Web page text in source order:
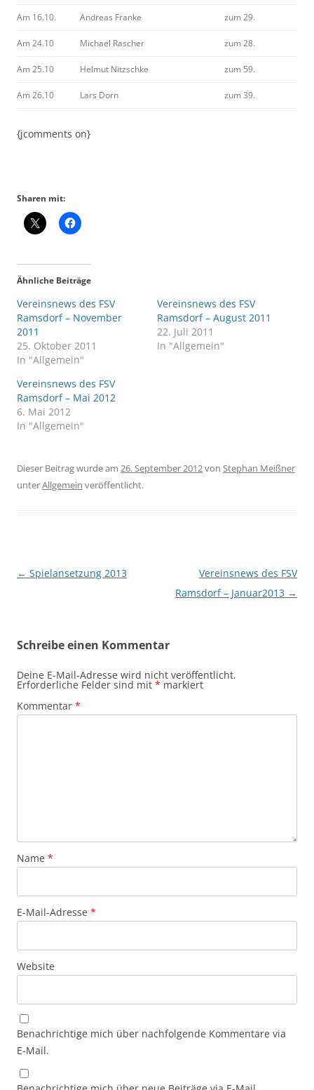
Am 16.10. Andreas Franke zum 29.
Am 24.10 Michael Rascher zum 28.
Am 25.10 Helmut Nitzschke zum 59.
Am 26.10 Lars Dorn zum 39.
{jcomments on}
Sharen mit:
Ähnliche Beiträge
Vereinsnews des FSV
Ramsdorf – November
2011
25. Oktober 2011
In "Allgemein"
Vereinsnews des FSV
Ramsdorf – August 2011
22. Juli 2011
In "Allgemein"
Vereinsnews des FSV
Ramsdorf – Mai 2012
6. Mai 2012
In "Allgemein"
Dieser Beitrag wurde am 26. September 2012von Stephan Meißner
unterAllgemein veröffentlicht.
Beitragsnavigation
← Spielansetzung 2013
Vereinsnews des FSV
Ramsdorf – Januar2013 →
Schreibe einen Kommentar
Deine E-Mail-Adresse wird nicht veröffentlicht.
Erforderliche Felder sind mit * markiert
Kommentar *
Name *
E-Mail-Adresse *
Website
Benachrichtige mich über nachfolgende Kommentare via
E-Mail.